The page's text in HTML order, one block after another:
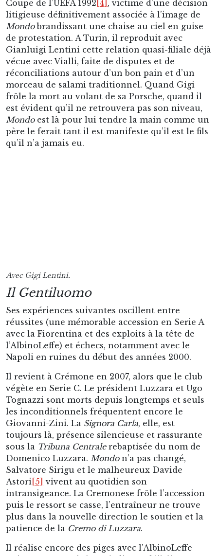
Coupe de l’UEFA 1992 [4] , victime d’une décision
litigieuse définitivement associée à l’image de
Mondobrandissant une chaise au ciel en guise
de protestation. A Turin, il reproduit avec
Gianluigi Lentini cette relation quasi-filiale déjà
vécue avec Vialli, faite de disputes et de
réconciliations autour d’un bon pain et d’un
morceau de salami traditionnel. Quand Gigi
frôle la mort au volant de sa Porsche, quand il
est évident qu’il ne retrouvera pas son niveau,
Mondoest là pour lui tendre la main comme un
père le ferait tant il est manifeste qu’il est le fils
qu’il n’a jamais eu.
Il revient à Crémone en 2007, alors que le club
végète en Serie C. Le président Luzzara et Ugo
Tognazzi sont morts depuis longtemps et seuls
les inconditionnels fréquentent encore le
Giovanni-Zini. LaSignora Carla, elle, est
toujours là, présence silencieuse et rassurante
sous laTribuna Centrale rebaptisée du nom de
Domenico Luzzara. Mondo n’a pas changé,
Astori[5]vivent au quotidien son
intransigeance. La Cremonese frôle l’accession
puis le ressort se casse, l’entraîneur ne trouve
plus dans la nouvelle direction le soutien et la
patience de laCremo di Luzzara
Il réalise encore des piges avec l’AlbinoLeffe
puis Novarra mais la maladie est déjà là. Des
années à batailler au cours desquelles il se
tourne vers les laissés-pour-compte. Il consacre
ce qu’il lui reste d’énergie à entraîner les
estropiés de la vie dans des lieux improbables, la
prison pour mineurs de Beccaria ou le centre
pour toxicos de Rivalta d’Adda, près de la ferme
vaincu, en mars 2018.